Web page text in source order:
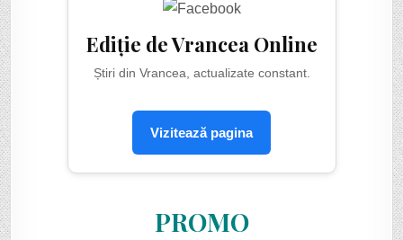
Ediție de Vrancea Online
Știri din Vrancea, actualizate constant.
Vizitează pagina
PROMO